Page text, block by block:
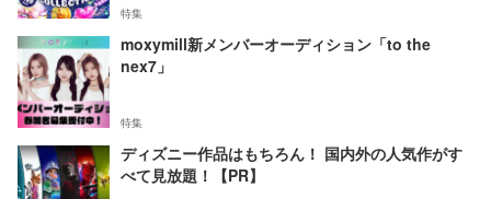
特集
moxymill新メンバーオーディション「to the
nex7」
特集
ディズニー作品はもちろん！ 国内外の人気作がす
べて見放題！【PR】